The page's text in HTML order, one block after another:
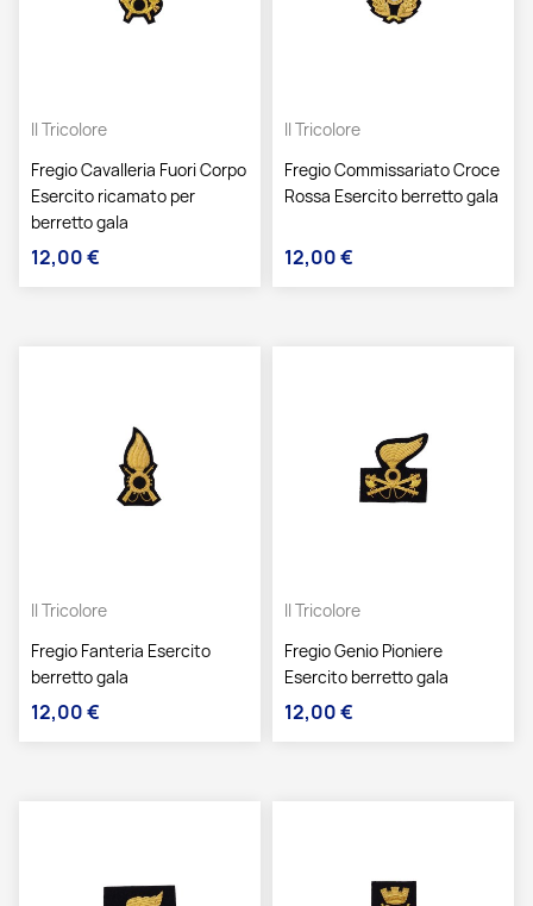
Il Tricolore
Fregio Cavalleria Fuori Corpo
Esercito ricamato per
berretto gala
Prezzo
12,00 €
Il Tricolore
Fregio Commissariato Croce
Rossa Esercito berretto gala
Prezzo
12,00 €
Il Tricolore
Fregio Fanteria Esercito
berretto gala
Prezzo
12,00 €
Il Tricolore
Fregio Genio Pioniere
Esercito berretto gala
Prezzo
12,00 €